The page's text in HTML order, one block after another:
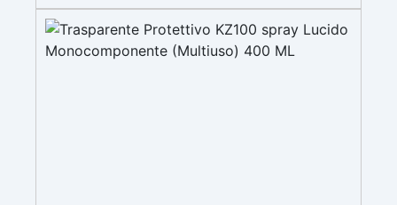
Il kit include due componenti separati
(trasparente poliuretanico e catalizzatore) e un
bicchiere graduato per una preparazione